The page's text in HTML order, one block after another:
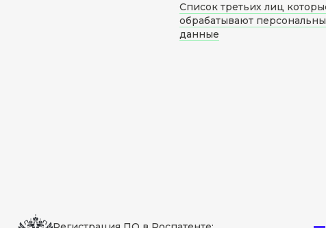
Список третьих лиц
обрабатывают
данные